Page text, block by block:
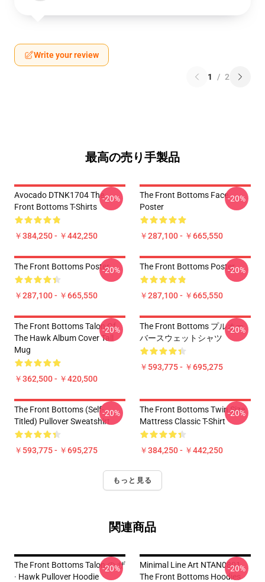
Write your review
1 / 2
最高の売り手製品
Avocado DTNK1704 The
Front Bottoms T-Shirts
￥384,250 - ￥442,250
-20%
The Front Bottoms Face
Poster
￥287,100 - ￥665,550
-20%
The Front Bottoms Poster
￥287,100 - ￥665,550
-20% The Front Bottoms Poster
￥287,100 - ￥665,550
-20%
The Front Bottoms Talon Of
The Hawk Album Cover Tall
Mug
￥362,500 - ￥420,500
-20%
The Front Bottoms プルオー
バースウェットシャツ
￥593,775 - ￥695,275
-20%
The Front Bottoms (Self-
Titled) Pullover Sweatshirt
￥593,775 - ￥695,275
-20%
The Front Bottoms Twin Size
Mattress Classic T-Shirt
￥384,250 - ￥442,250
-20%
もっと見る
関連商品
The Front Bottoms Talon の ザ
· Hawk Pullover Hoodie
-20%
Minimal Line Art NTAN0801
The Front Bottoms Hoodies
-20%